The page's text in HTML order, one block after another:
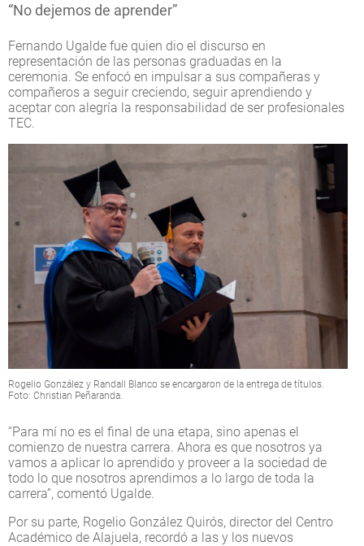
“No dejemos de aprender”
Fernando Ugalde fue quien dio el discurso en
representación de las personas graduadas en la
ceremonia. Se enfocó en impulsar a sus compañeras y
compañeros a seguir creciendo, seguir aprendiendo y
aceptar con alegría la responsabilidad de ser profesionales
TEC.
Rogelio González y Randall Blanco se encargaron de la entrega de títulos.
Foto: Christian Peñaranda.
“Para mí no es el final de una etapa, sino apenas el
comienzo de nuestra carrera. Ahora es que nosotros ya
vamos a aplicar lo aprendido y proveer a la sociedad de
todo lo que nosotros aprendimos a lo largo de toda la
carrera”, comentó Ugalde.
Por su parte, Rogelio González Quirós, director del Centro
Académico de Alajuela, recordó a las y los nuevos